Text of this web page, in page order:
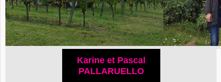
Karine et Pascal
PALLARUELLO